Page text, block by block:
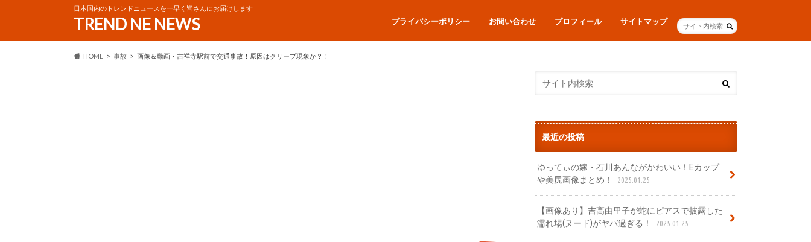
日本国内のトレンドニュースを一早く皆さんにお届けします
TREND NE NEWS プライバシーポリシー お問い合わせ プロフィール サイトマップ
HOME 事故 画像＆動画・吉祥寺駅前で交通事故！原因はクリープ現象か？！
最近の投稿
ゆってぃの嫁・石川あんながかわいい！Eカップ
や美尻画像まとめ！
2025.01.25
【画像あり】吉高由里子が蛇にピアスで披露した
濡れ場(ヌード)がヤバ過ぎる！
2025.01.25